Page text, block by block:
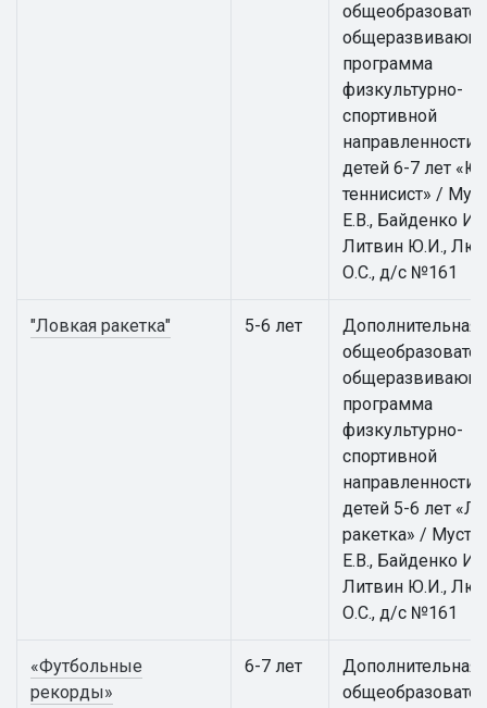
программа
физкультурно-
спортивной
направленности
детей 6-7 лет
теннисист» /
Е.В., Байденко
Литвин Ю.И.,
О.С., д/с №161
"Ловкая ракетка" 5-6 лет
Дополнительная
программа
физкультурно-
спортивной
направленности
детей 5-6 лет
ракетка» /
Е.В., Байденко
Литвин Ю.И.,
О.С., д/с №161
«Футбольные
рекорды»
6-7 лет
Дополнительная